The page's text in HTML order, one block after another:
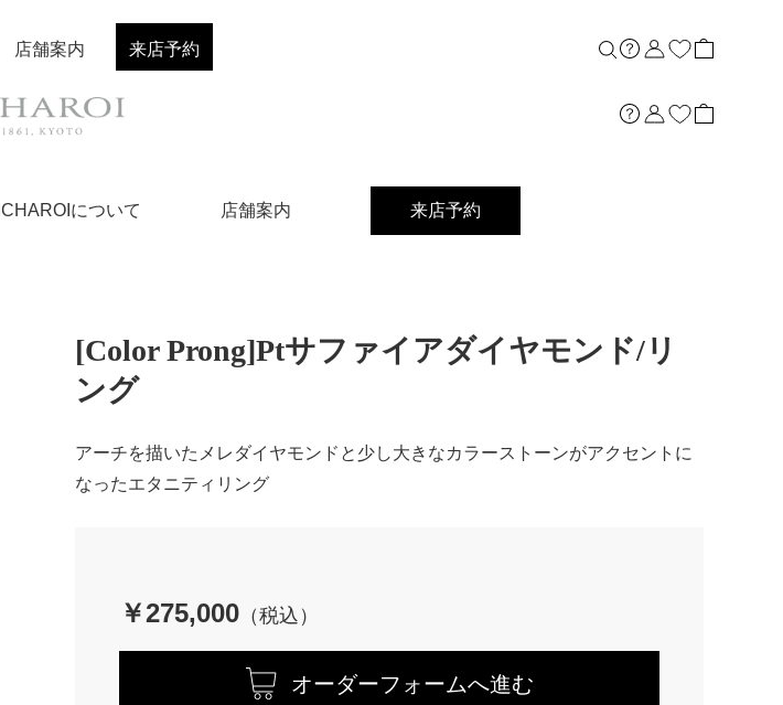
ICHAROIについて 店舗案内 来店予約
店舗案内 来店予約
[Color Prong]Ptサファイアダイヤモンド/リ
ング
アーチを描いたメレダイヤモンドと少し大きなカラーストーンがアクセントに
なったエタニティリング
￥275,000
オーダーフォームへ進む